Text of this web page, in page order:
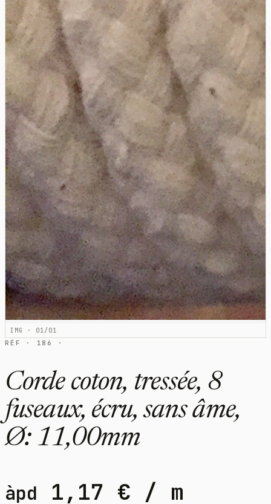
IMG · 01/01
RÉF · 186 ·
Corde coton, tressée, 8
fuseaux, écru, sans âme,
Ø: 11,00mm
àpd 1,17 € / m